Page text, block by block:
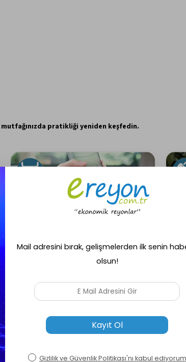
pratikliği yeniden keşfedin.